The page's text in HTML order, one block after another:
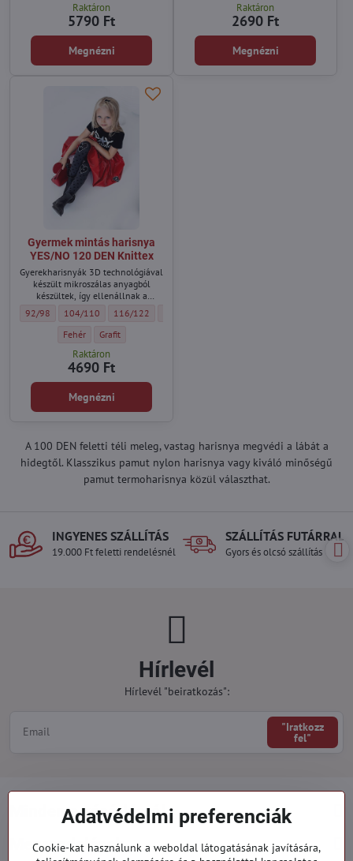
Raktáron
5790 Ft
Megnézni
Raktáron
2690 Ft
Megnézni
Gyermek mintás harisnya
YES/NO 120 DEN Knittex
Gyerekharisnyák 3D technológiával
készült mikroszálas anyagból
készültek, így ellenállnak a
Gyermek mintás harisnya YES/NO 120 DEN Knittex - Méret:
92/98 Gyermek mintás harisnya YES/NO 120 DEN Knittex - Méret:
104/110 Gyermek mintás harisnya YES/NO 120 DEN Knittex - Méret:
116/122
Gyermek mintás harisnya YES/NO 120 DEN Knittex - Szín:
Fehér Gyermek mintás harisnya YES/NO 120 DEN Knittex - Szín:
Grafit
Raktáron
4690 Ft
Megnézni
A 100 DEN feletti téli meleg, vastag harisnya megvédi a lábát a
hidegtől. Klasszikus pamut nylon harisnya vagy kiváló minőségű
pamut termoharisnya közül választhat.
INGYENES SZÁLLÍTÁS
19.000 Ft feletti rendelésnél
SZÁLLÍTÁS FUTÁRRAL
Gyors és olcsó szállítás
Hírlevél
Hírlevél "beiratkozás":
"Iratkozz
fel"
Minden a vásárlásról
Megrendelések
Adatvédelmi preferenciák
Cookie-kat használunk a weboldal látogatásának javítására,